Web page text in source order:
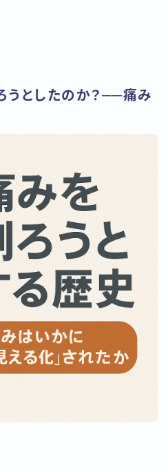
うとしたのか？──痛み